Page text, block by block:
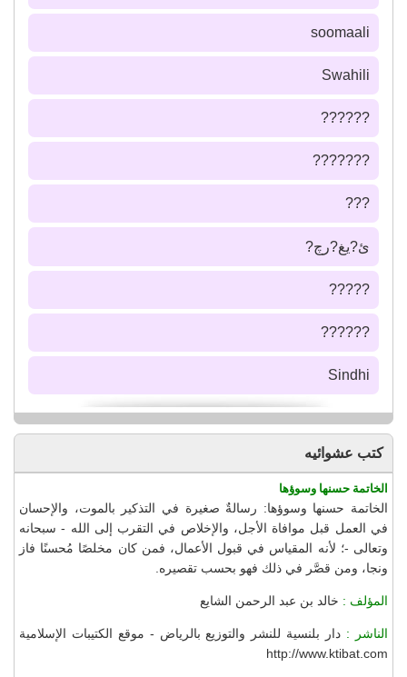
soomaali
Swahili
??????
???????
???
ئ?يغ?رچ?
?????
??????
Sindhi
كتب عشوائيه
الخاتمة حسنها وسوؤها
الخاتمة حسنها وسوؤها: رسالةٌ صغيرة في التذكير بالموت، والإحسان
في العمل قبل موافاة الأجل، والإخلاص في التقرب إلى الله - سبحانه
وتعالى -؛ لأنه المقياس في قبول الأعمال، فمن كان مخلصًا مُحسنًا فاز
ونجا، ومن قصَّر في ذلك فهو بحسب تقصيره.
المؤلف : خالد بن عبد الرحمن الشايع
الناشر : دار بلنسية للنشر والتوزيع بالرياض - موقع الكتيبات الإسلامية
http://www.ktibat.com